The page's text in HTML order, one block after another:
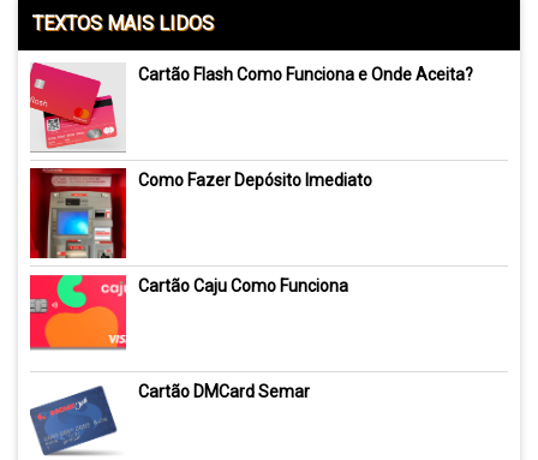
TEXTOS MAIS LIDOS
Cartão Flash Como Funciona e Onde Aceita?
Como Fazer Depósito Imediato
Cartão Caju Como Funciona
Cartão DMCard Semar